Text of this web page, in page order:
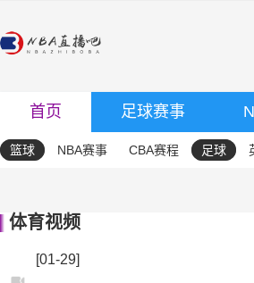
首页 足球赛事
篮球 NBA赛事 CBA赛程 足球
体育视频
[01-29]